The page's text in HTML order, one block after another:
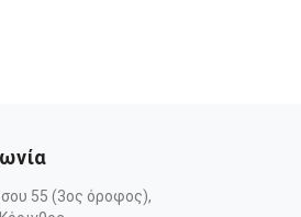
55 (3ος όροφος),